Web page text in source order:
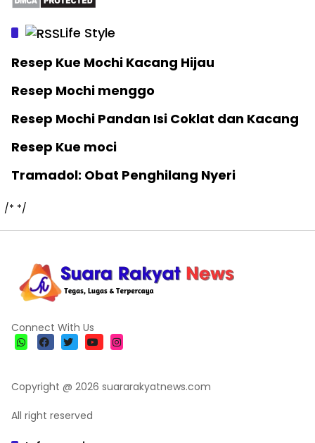
Life Style
Resep Kue Mochi Kacang Hijau
Resep Mochi menggo
Resep Mochi Pandan Isi Coklat dan Kacang
Resep Kue moci
Tramadol: Obat Penghilang Nyeri
/* */
Connect With Us
Copyright @ 2026 suararakyatnews.com
All right reserved